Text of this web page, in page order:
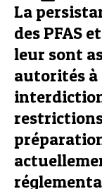
La
des PFAS
leur sont
autorités à